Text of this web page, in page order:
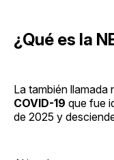
¿Qué es la
La también llamada
COVID-19 que fue
de 2025 y